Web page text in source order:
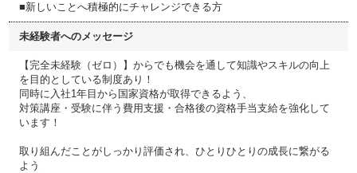
■新しいことへ積極的にチャレンジできる方
未経験者へのメッセージ
【完全未経験（ゼロ）】からでも機会を通して知識やスキルの向上
を目的としている制度あり！
同時に入社1年目から国家資格が取得できるよう、
対策講座・受験に伴う費用支援・合格後の資格手当支給を強化して
います！
取り組んだことがしっかり評価され、ひとりひとりの成長に繋がる
よう